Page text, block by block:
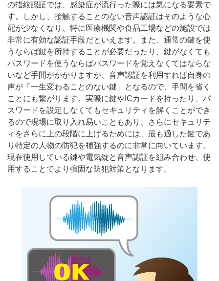
の指紋認証では、感染症が流行った際には気になる要素で
す。しかし、接触することのない音声認証はそのような心
配が少なくなり、特に医療機関や食品工場などの施設では
非常に有効な認証手段だといえます。また、通常の鍵を使
うならば鍵を所持することが必要だったり、鍵がなくても
パスワードを使うならばパスワードを覚えなくてはならな
いなど手間がかかりますが、音声認証を利用すれば自身の
声が「一生変わることのない鍵」となるので、手間を省く
ことにも繋がります。実際に鍵や ICカードを持ったり、パ
スワードを設定しなくてもセキュリティを解くことができ
るので現場に取り入れ易いこともあり、さらにセキュリテ
ィをさらに上の段階に上げるためには、最も適した鍵であ
り特定の人物の防犯を補強するのに非常に向いています。
現在使用している鍵や電気錠と音声認証を組み合わせ、使
用することでより強固な防犯対策となります。